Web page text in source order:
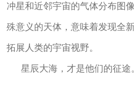
冲星和近邻宇宙的气体分布图
殊意义的天体，意味着发现全
拓展人类的宇宙视野。
星辰大海，才是他们的征途